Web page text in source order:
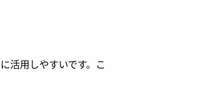
活用しやすいです。こ